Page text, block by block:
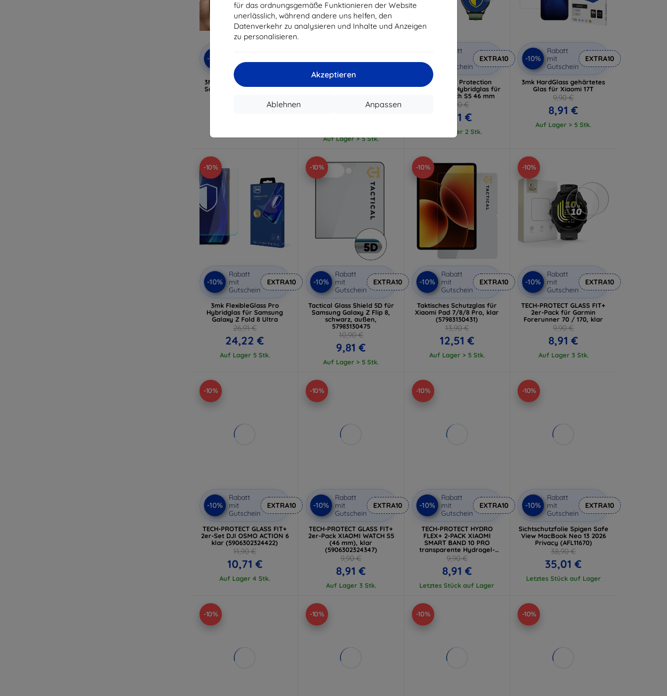
für das ordnungsgemäße Funktionieren der Website
unerlässlich, während andere uns helfen, den
Datenverkehr zu analysieren und Inhalte und Anzeigen
zu personalisieren.
Akzeptieren
Anpassen
Ablehnen
-10%
Gutschein
3MK Silky Matt Pro matte
Schutzfolie für Oppo Find
3mk Lens Protection Pro
gehärtetes Glas für die
Galaxy Z Fold 8 Ultra
Auf Lager > 5 Stk.
Rabatt
Gutschein
EXTRA10
3mk Watch Protection
FlexibleGlass Hybridglas für
Xiaomi Watch S5 46 mm
10,90 €
9,81 €
Auf Lager 2 Stk.
-10%
Rabatt
mit
Gutschein
EXTRA10
3mk HardGlass gehärtetes
Glas für Xiaomi 17T
9,90 €
8,91 €
Auf Lager > 5 Stk.
-10%
-10%
Rabatt
mit
Gutschein
EXTRA10
3mk FlexibleGlass Pro
Hybridglas für Samsung
Galaxy Z Fold 8 Ultra
26,91 €
24,22 €
Auf Lager 5 Stk.
-10%
-10%
Rabatt
mit
Gutschein
EXTRA10
Tactical Glass Shield 5D für
Samsung Galaxy Z Flip 8,
schwarz, außen,
57983130475
10,90 €
9,81 €
Auf Lager > 5 Stk.
-10%
-10%
Rabatt
mit
Gutschein
EXTRA10
Taktisches Schutzglas für
Xiaomi Pad 7/8/8 Pro, klar
(57983130431)
13,90 €
12,51 €
Auf Lager > 5 Stk.
-10%
-10%
Rabatt
mit
Gutschein
EXTRA10
TECH-PROTECT GLASS FIT+
2er-Pack für Garmin
Forerunner 70 / 170, klar
9,90 €
8,91 €
Auf Lager 3 Stk.
-10%
-10%
Rabatt
mit
Gutschein
EXTRA10
TECH-PROTECT GLASS FIT+
2er-Set DJI OSMO ACTION 6
klar (5906302324422)
11,90 €
10,71 €
Auf Lager 4 Stk.
-10%
-10%
Rabatt
mit
Gutschein
EXTRA10
TECH-PROTECT GLASS FIT+
2er-Pack XIAOMI WATCH S5
(46 mm), klar
(5906302324347)
9,90 €
8,91 €
Auf Lager 3 Stk.
-10%
-10%
Rabatt
mit
Gutschein
EXTRA10
TECH-PROTECT HYDRO
FLEX+ 2-PACK XIAOMI
SMART BAND 10 PRO
transparente Hydrogel-
Schutzfolie
9,90 €
8,91 €
Letztes Stück auf Lager
-10%
-10%
Rabatt
mit
Gutschein
EXTRA10
Sichtschutzfolie Spigen Safe
View MacBook Neo 13 2026
Privacy (AFL11670)
38,90 €
35,01 €
Letztes Stück auf Lager
-10% -10% -10% -10%